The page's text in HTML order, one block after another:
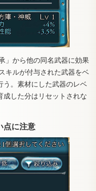
」から他の同名武器に効果
キルが付与された武器をベ
う。素材にした武器のレベ
成した分はリセットされな
点に注意